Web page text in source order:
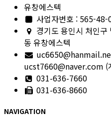
유창에스텍
사업자번호 : 565-
경기도 용인시 처인
동 유창에스텍
ucst7660@naver.com (
031-636-7660
031-636-8660
NAVIGATION